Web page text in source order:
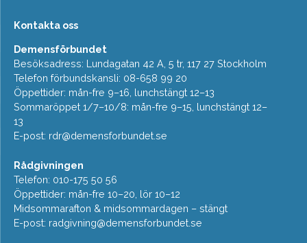
Kontakta oss
Demensförbundet
Besöksadress: Lundagatan 42 A, 5 tr, 117 27 Stockholm
Telefon förbundskansli: 08-658 99 20
Öppettider: mån-fre 9–16, lunchstängt 12–13
Sommaröppet 1/7–10/8: mån-fre 9–15, lunchstängt 12–
13
E-post: rdr@demensforbundet.se
Rådgivningen
Telefon: 010-175 50 56
Öppettider: mån-fre 10–20, lör 10–12
Midsommarafton & midsommardagen – stängt
E-post: radgivning@demensforbundet.se